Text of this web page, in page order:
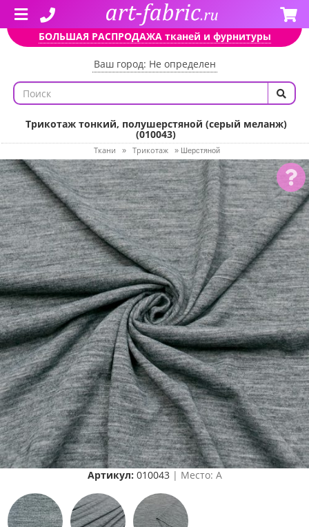
БОЛЬШАЯ РАСПРОДАЖА тканей и фурнитуры
Ваш город: Не определен
Трикотаж тонкий, полушерстяной (серый меланж)
(010043)
Ткани » Трикотаж » Шерстяной
Артикул: 010043| Место: A